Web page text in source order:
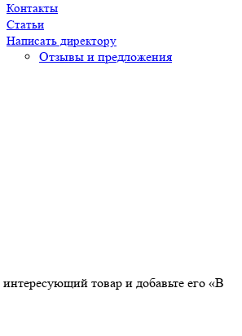
Контакты
Статьи
Написать директору
Отзывы и предложения
товар и добавьте его «В